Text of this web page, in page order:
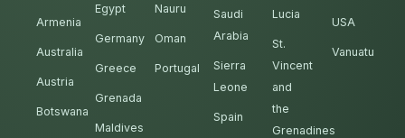
Armenia
Australia
Austria
Botswana
Egypt
Germany
Greece
Grenada
Maldives
Nauru
Oman
Portugal
Saudi
Arabia
Sierra
Leone
Spain
Lucia
St.
Vincent
and
the
Grenadines
USA
Vanuatu